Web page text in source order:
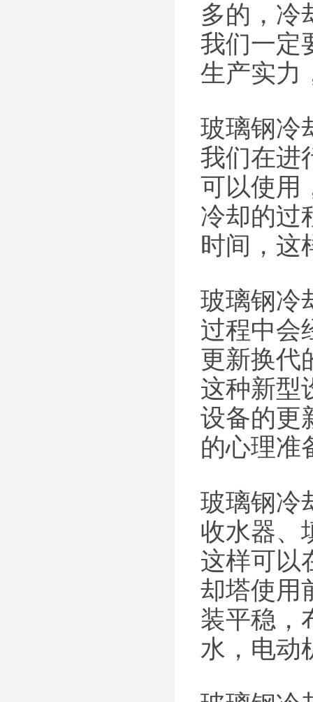
多的，冷
我们一定
生产实力
玻璃钢冷
我们在进
可以使用
冷却的过
时间，这
玻璃钢冷
过程中会
更新换代
这种新型
设备的更
的心理准
玻璃钢冷
收水器、
这样可以
却塔使用
装平稳，
水，电动